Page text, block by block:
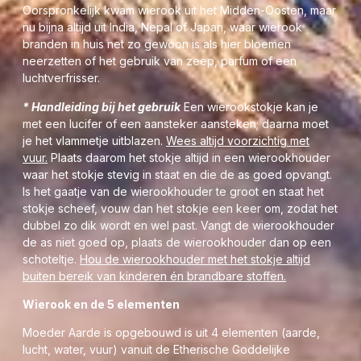
ongeveer 15 minuten om haar gewijde geuren te
verspreiden door uw woonhuis of werkruimte, welke
tegelijk ieders lichtlichaam zal doorgronden om te
reinigen en vertrouwt te maken met haar intense helende
fijnbesnaarde inwerking.
Speciaal voor mijn werk heb ik Moeder’s Geuren Wierook
uit India gekozen, omdat zevan een uitstekende kwaliteit
zijn. Het stokje wordt namelijk altijd van bamboesplinters
gemaakt en met de hand in de hars gerold, omdat dit niets
afdoet aan de originele Moeder Kruidengeur, doordat er
geen giftige stoffen vrij zullen komen en mooi langzaam
opbrandt.
Meer info over Wierook? Lees dan linksonder deze pagina
verder.
Oorspronkelijk kwam wierook uit het Midden-Oosten, maar
nu bijna altijd uit India, Nepal of Japan, waar wierook
branden in huis net zo gewoon is als hier bloemen
neerzetten of het gebruik van zeep, parfum of een
luchtverfrisser.
* Handleiding bij het gebruikEen wierookstokje kan je
met een lucifer of een aansteker aansteken; daarna moet
je het vlammetje uitblazen. Wees altijd voorzichtig met
vuur. Plaats daarom het stokje altijd in een wierookhouder
waar het stokje stevig in staat en die de as goed opvangt.
Is het gaatje van de wierookhouder te groot en staat het
stokje scheef, vouw dan het stokje een keer om, zodat het
dubbel zo dik wordt en wel past. Vangt de wierookhouder
de as niet goed op, plaats de wierookhouder dan op een
schoteltje. Hou de wierookhouder met het stokje altijd
buiten bereik van kinderen én brandbare stoffen.
Wierook en de 5 elementen
Moeder Aarde is opgebouwd is uit 4 elementen (aarde,
lucht, water, vuur) vanuit de Etherische Goddelijke